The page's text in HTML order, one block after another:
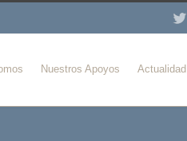
Nuestros Apoyos Actualidad